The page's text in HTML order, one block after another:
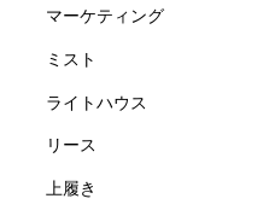
マーケティング
ミスト
ライトハウス
リース
上履き